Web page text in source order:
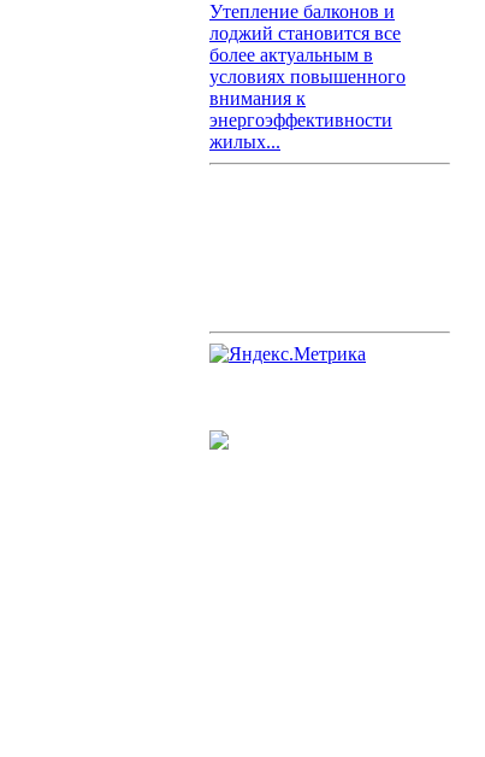
Утепление балконов и
лоджий становится все
более актуальным в
условиях повышенного
внимания к
энергоэффективности
жилых...